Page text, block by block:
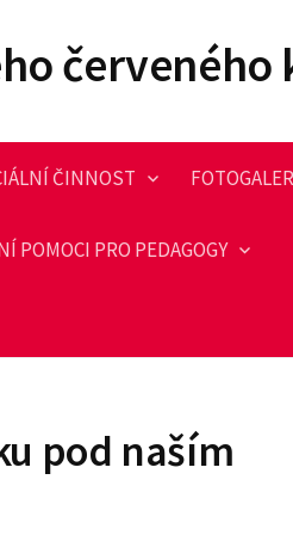
ČINNOST
POMOCI PRO PEDAGOGY
pod naším